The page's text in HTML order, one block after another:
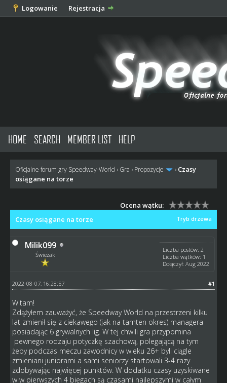
Logowanie Rejestracja
HOME SEARCH MEMBER LIST HELP
Oficjalne forum gry Speedway-World › Gra › Propozycje › Czasy
osiągane na torze
Ocena wątku:
Tryb drzewa
Czasy osiągane na torze
Milik099
Świeżak
Liczba postów: 2
Liczba wątków: 1
Dołączył: Aug 2022
#1
2022-08-07, 16:28:57
Witam!
Zdążyłem zauważyć, że Speedway World na przestrzeni kilku
lat zmienił się z ciekawego (jak na tamten okres) managera
posiadając 6 grywalnych lig. W tej chwili gra przypomina
pewnego rodzaju potyczkę szachową, polegającą na tym
żeby podczas meczu zawodnicy w wieku 26+ byli ciągle
zmieniani juniorami a sami seniorzy startowali 3-4 razy
zdobywając najwięcej punktów. W dodatku czasy uzyskiwane
w w pierwszych 4 biegach są czasami najlepszymi w całym